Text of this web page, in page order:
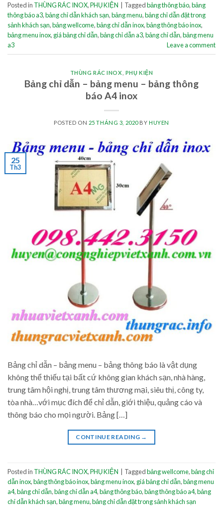
Posted in THÙNG RÁC INOX,PHỤ KIỆN Taggedbảng thông báo,bảng
thông báo a3,bảng chỉ dẫn khách sạn,bảng menu,bảng chỉ dẫn đặt trong
sảnh khách sạn,bảng wellcome,bảng chỉ dẫn inox,bảng thông báo inox,
bảng menu inox, giá bảng chỉ dẫn,bảng chỉ dẫn a3,bảng chỉ dẫn,bảng menu
a3
Leave a comment
THÙNG RÁC INOX PHỤ KIỆN
Bảng chỉ dẫn – bảng menu – bảng thông
báo A4 inox
POSTED ON 25 THÁNG 3, 2020BY HUYEN
25
Th3
Bảng chỉ dẫn – bảng menu – bảng thông báo là vật dụng
không thể thiếu tại bất cứ không gian khách sạn, nhà hàng,
trung tâm hội nghị, trung tâm thương mại, siêu thị, công ty,
tòa nhà…với mục đích để chỉ dẫn, giới thiệu, quảng cáo và
thông báo cho mọi người. Bảng […]
CONTINUE READING →
Posted in THÙNG RÁC INOX,PHỤ KIỆN | Taggedbảng wellcome,bảng chỉ
dẫn inox,bảng thông báo inox,bảng menu inox, giá bảng chỉ dẫn,bảng menu
a4,bảng chỉ dẫn,bảng chỉ dẫn a4,bảng thông báo,bảng thông báo a4,bảng
chỉ dẫn khách sạn,bảng menu,bảng chỉ dẫn đặt trong sảnh khách sạn